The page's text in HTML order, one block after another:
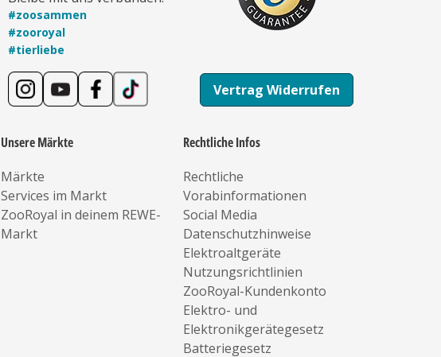
#zoosammen
#zooroyal
#tierliebe
Vertrag Widerrufen
Unsere Märkte
Märkte
Services im Markt
ZooRoyal in deinem REWE-
Markt
Rechtliche Infos
Rechtliche
Vorabinformationen
Social Media
Datenschutzhinweise
Elektroaltgeräte
Nutzungsrichtlinien
ZooRoyal-Kundenkonto
Elektro- und
Elektronikgerätegesetz
Batteriegesetz